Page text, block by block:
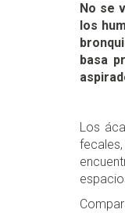
No se
los
basa
Los